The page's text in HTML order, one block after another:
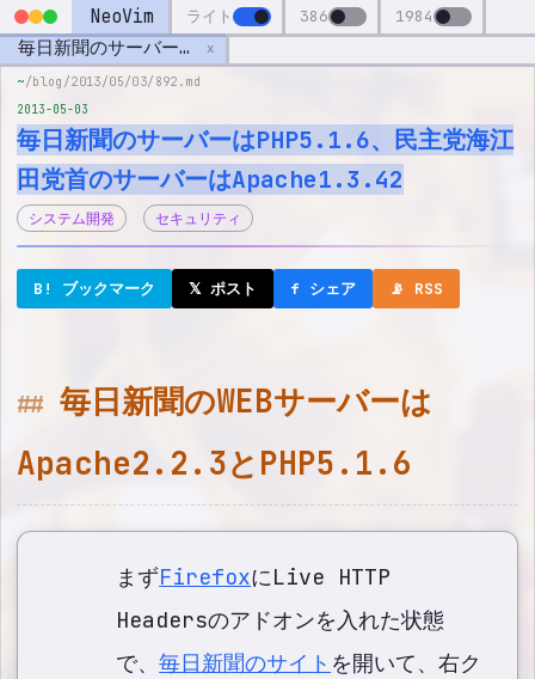
NeoVim ライト 386 1984
毎日新聞のサーバーはPHP5.1.6、民主党海江田党首のサーバーはApache1.3.42 x
~/blog/2013/05/03/892.md
2013-05-03
毎日新聞のサーバーはPHP5.1.6、民主党海江
田党首のサーバーはApache1.3.42
システム開発 セキュリティ
B! ブックマーク 𝕏 ポスト f シェア 📡 RSS
毎日新聞のWEBサーバーは
Apache2.2.3とPHP5.1.6
まずFirefoxにLive HTTP
Headersのアドオンを入れた状態
で、毎日新聞のサイト を開いて、右ク